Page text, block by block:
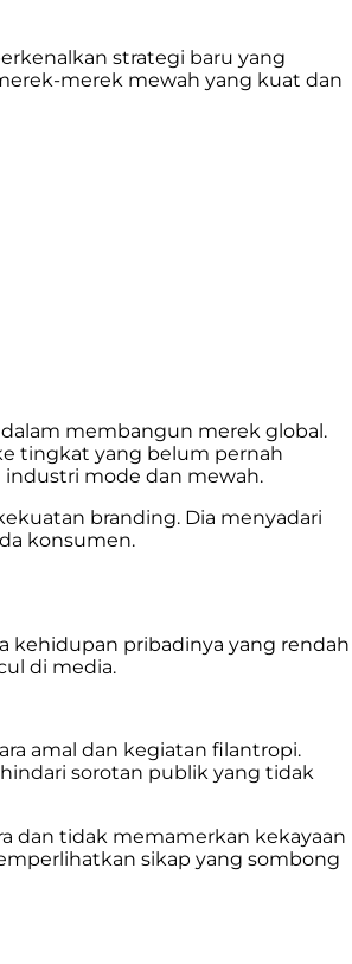
strategi baru yang
merek mewah yang kuat dan
membangun merek global.
tingkat yang belum pernah
mode dan mewah.
branding. Dia menyadari
konsumen.
kehidupan pribadinya yang rendah
di media.
amal dan kegiatan filantropi.
sorotan publik yang tidak
dan tidak memamerkan kekayaan
sikap yang sombong